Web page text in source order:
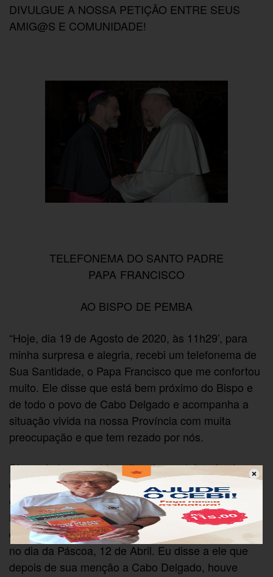
DIVULGUE A NOSSA PETIÇÃO ENTRE SEUS
AMIG@S E COMUNIDADE!
TELEFONEMA DO SANTO PADRE
PAPA FRANCISCO
AO BISPO DE PEMBA
“Hoje, dia 19 de Agosto de 2020, às 11h29’, para
minha surpresa e alegria, recebi um telefonema de
Sua Santidade, o Papa Francisco que me confortou
muito. Ele disse que está bem próximo do Bispo e
de todo o povo de Cabo Delgado e acompanha a
situação vivida na nossa Província com muita
preocupação e que tem rezado por nós.
Disse ainda que o bispo lhe diga se há mais alguma
coisa que ele possa fazer. Agradeci muito a ele por
esse gesto e por ter mencionado a crise
humanitária que vive a Província de Cabo Delgado
durante a bênção Urbi et Orbi que ele pronunciou
no dia da Páscoa, 12 de Abril. Eu disse a ele que
depois de sua menção a Cabo Delgado, houve